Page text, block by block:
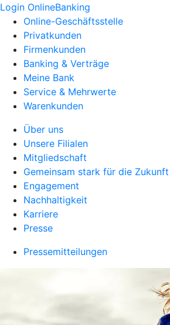
Login OnlineBanking
Online-Geschäftsstelle
Privatkunden
Firmenkunden
Banking & Verträge
Meine Bank
Service & Mehrwerte
Warenkunden
Über uns
Unsere Filialen
Mitgliedschaft
Gemeinsam stark für die Zukunft
Engagement
Nachhaltigkeit
Karriere
Presse
Pressemitteilungen